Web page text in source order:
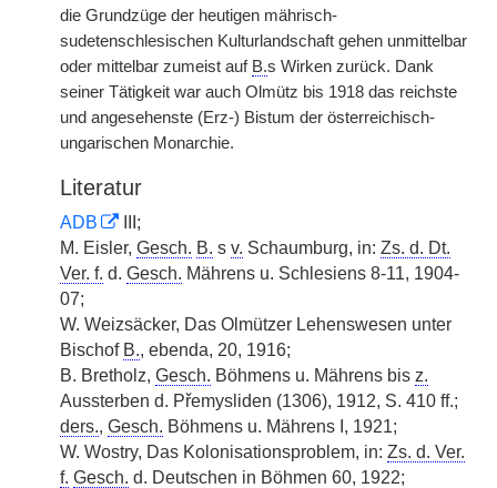
die Grundzüge der heutigen mährisch-
sudetenschlesischen Kulturlandschaft gehen unmittelbar
oder mittelbar zumeist auf B.s Wirken zurück. Dank
seiner Tätigkeit war auch Olmütz bis 1918 das reichste
und angesehenste (Erz-) Bistum der österreichisch-
ungarischen Monarchie.
Literatur
ADB
III;
M. Eisler, Gesch. B. s v. Schaumburg, in: Zs. d. Dt.
Ver. f. d. Gesch. Mährens u. Schlesiens 8-11, 1904-
07;
W. Weizsäcker, Das Olmützer Lehenswesen unter
Bischof B., ebenda, 20, 1916;
B. Bretholz, Gesch. Böhmens u. Mährens bis z.
Aussterben d. Přemysliden (1306), 1912, S. 410 ff.;
ders., Gesch. Böhmens u. Mährens I, 1921;
W. Wostry, Das Kolonisationsproblem, in: Zs. d. Ver.
f. Gesch. d. Deutschen in Böhmen 60, 1922;